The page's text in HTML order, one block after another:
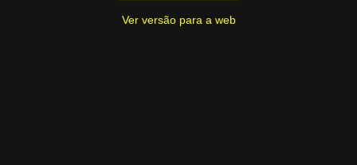
Ver versão para a web